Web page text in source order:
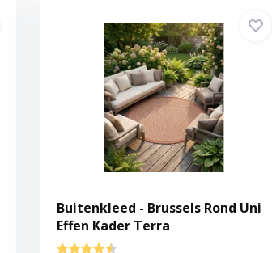
Buitenkleed - Brussels Rond Uni
Effen Kader Terra